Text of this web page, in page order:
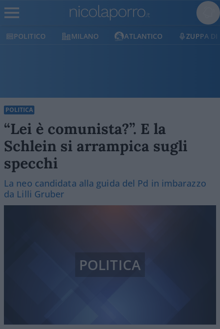
MILANO ATLANTICO ZUPPA DI PORRO
POLITICA
“Lei è comunista?”. E la
Schlein si arrampica sugli
specchi
La neo candidata alla guida del Pd in imbarazzo
da Lilli Gruber
POLITICA